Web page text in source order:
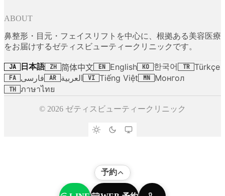
ABOUT
鼻整形・目元・フェイスリフトを中心に、根拠ある美容医療
をお届けするゼティスビューティークリニックです。
JA 日本語 ZH 简体中文 EN English KO 한국어 TR Türkçe
FA فارسی AR العربية VI Tiếng Việt MN Монгол
TH ภาษาไทย
© 2026 ゼティスビューティークリニック
予約